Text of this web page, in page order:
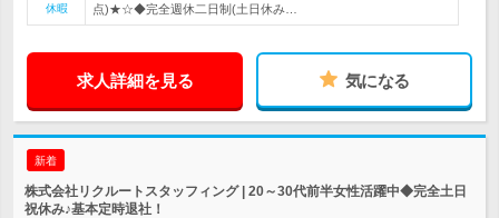
休暇
点)★☆◆完全週休二日制(土日休み…
求人詳細を見る 気になる
新着
株式会社リクルートスタッフィング | 20～30代前半女性活躍中◆完全土日
祝休み♪基本定時退社！